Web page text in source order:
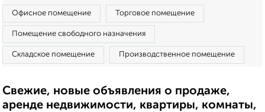
Офисное помещение Торговое помещение
Помещение свободного назначения
Складское помещение Производственное помещение
Свежие, новые объявления о продаже,
аренде недвижимости, квартиры, комнаты,